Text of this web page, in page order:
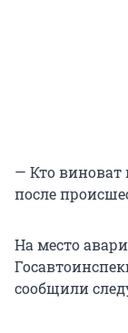
— Кто виноват
после
На место
сообщили